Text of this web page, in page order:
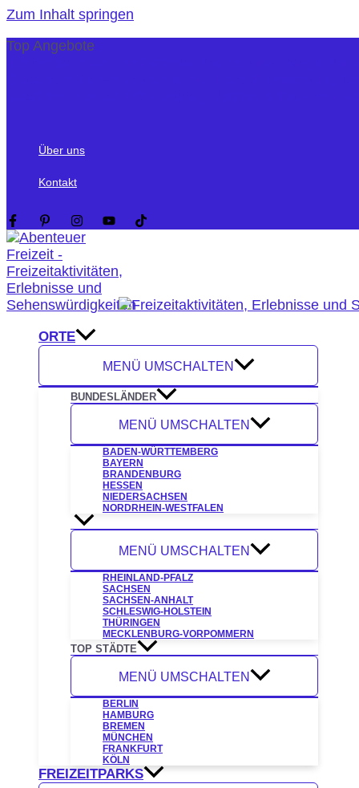
Zum Inhalt springen
Top Angebote
Über uns
Kontakt
ORTE
MENÜ UMSCHALTEN
BUNDESLÄNDER
MENÜ UMSCHALTEN
BADEN-WÜRTTEMBERG
BAYERN
BRANDENBURG
HESSEN
NIEDERSACHSEN
NORDRHEIN-WESTFALEN
MENÜ UMSCHALTEN
RHEINLAND-PFALZ
SACHSEN
SACHSEN-ANHALT
SCHLESWIG-HOLSTEIN
THÜRINGEN
MECKLENBURG-VORPOMMERN
TOP STÄDTE
MENÜ UMSCHALTEN
BERLIN
HAMBURG
BREMEN
MÜNCHEN
FRANKFURT
KÖLN
FREIZEITPARKS